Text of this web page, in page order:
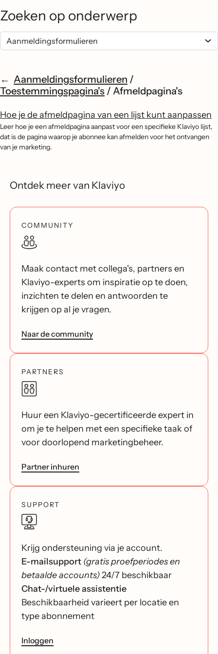
Zoeken op onderwerp
Aanmeldingsformulieren /
Toestemmingspagina's / Afmeldpagina's
Hoe je de afmeldpagina van een lijst kunt aanpassen
Leer hoe je een afmeldpagina aanpast voor een specifieke Klaviyo lijst,
dat is de pagina waarop je abonnee kan afmelden voor het ontvangen
van je marketing.
Ontdek meer van Klaviyo
COMMUNITY
Maak contact met collega's, partners en
Klaviyo-experts om inspiratie op te doen,
inzichten te delen en antwoorden te
krijgen op al je vragen.
Naar de community
PARTNERS
Huur een Klaviyo-gecertificeerde expert in
om je te helpen met een specifieke taak of
voor doorlopend marketingbeheer.
Partner inhuren
SUPPORT
Krijg ondersteuning via je account.
E-mailsupport (gratis proefperiodes en
betaalde accounts)24/7 beschikbaar
Chat-/virtuele assistentie
Beschikbaarheid varieert per locatie en
type abonnement
Inloggen